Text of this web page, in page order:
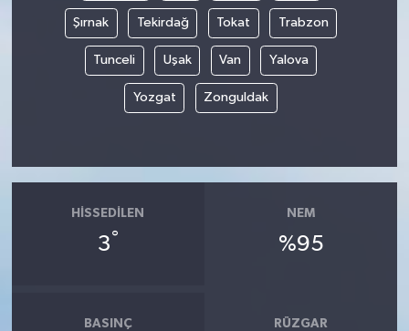
Şırnak Tekirdağ Tokat Trabzon
Tunceli Uşak Van Yalova
Yozgat Zonguldak
HISSEDILEN
3°
NEM
%95
BASINÇ RÜZGAR